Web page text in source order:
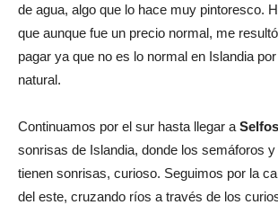
de agua, algo que lo hace muy pintoresco.
que aunque fue un precio normal, me
pagar ya que no es lo normal en Islandia
natural.
Continuamos por el sur hasta llegar a
sonrisas de Islandia, donde los semáforos
tienen sonrisas, curioso. Seguimos por la
del este, cruzando ríos a través de los